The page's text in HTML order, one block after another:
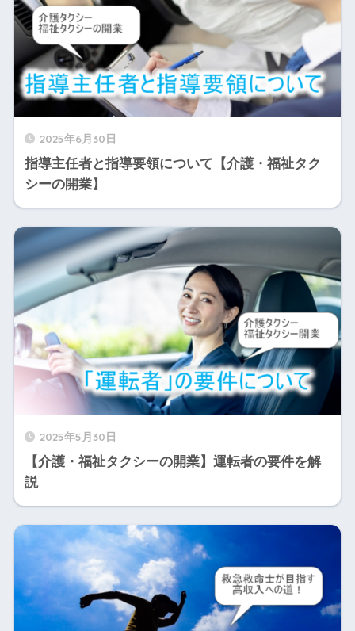
2025年6月30日
指導主任者と指導要領について【介護・福祉タク
シーの開業】
2025年5月30日
【介護・福祉タクシーの開業】運転者の要件を解
説